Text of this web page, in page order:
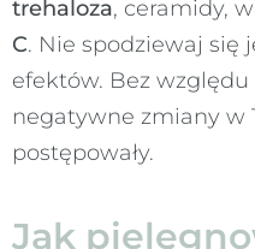
trehaloza, ceramidy,
C. Nie spodziewaj się
efektów. Bez
negatywne zmiany w
postępowały.
Jak